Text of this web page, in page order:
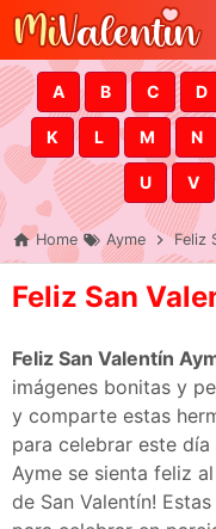
Skip
A B C D
K L M N
U V
Home Ayme Feliz
Feliz San
Feliz San Valentín
imágenes bonitas y
y comparte estas
para celebrar este día
Ayme se sienta feliz
de San Valentín!